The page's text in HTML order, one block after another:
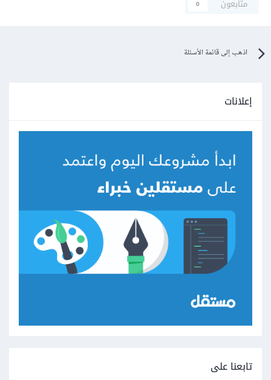
متابعون
0
اذهب إلى قائمة الأسئلة
إعلانات
تابعنا على